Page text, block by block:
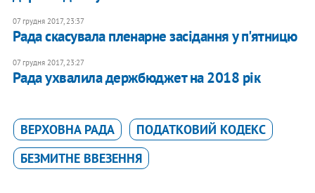
07 грудня 2017, 23:37
Рада скасувала пленарне засідання у п'ятницю
07 грудня 2017, 23:27
Рада ухвалила держбюджет на 2018 рік
ВЕРХОВНА РАДА
ПОДАТКОВИЙ КОДЕКС
БЕЗМИТНЕ ВВЕЗЕННЯ